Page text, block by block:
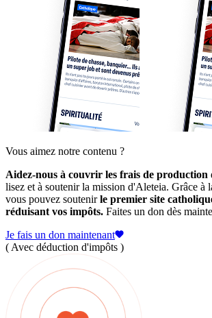
Vous aimez notre contenu ?
Aidez-nous à couvrir les frais de production
lisez et à soutenir la mission d'Aleteia. Grâce à
vous pouvez soutenirle premier site
réduisant vos impôts. Faites un don dès
Je fais un don maintenant
( Avec déduction d'impôts )